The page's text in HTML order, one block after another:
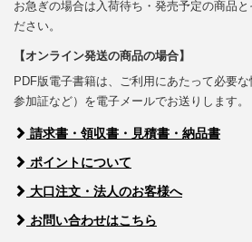
お急ぎの場合は入荷待ち・発売予定の商品
ださい。
【オンライン発送の商品の場合】
PDF版電子書籍は、ご利用にあたって必要な
参加証など）を電子メールでお送りします。
請求書・領収書・見積書・納品書
ポイントについて
大口注文・法人のお客様へ
お問い合わせはこちら